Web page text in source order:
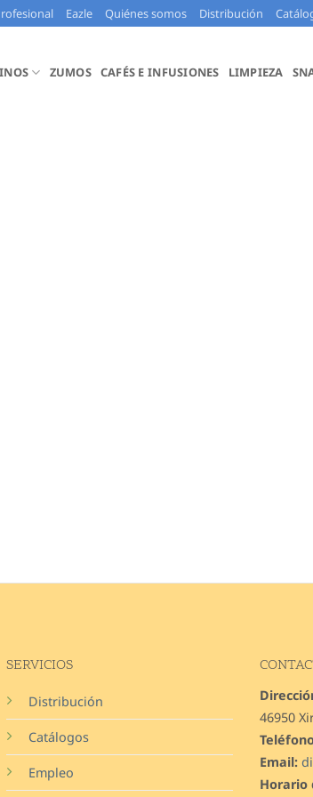
Eazle Quiénes somos Distribución
ZUMOS CAFÉS E INFUSIONES LIMPIEZA
SERVICIOS
Distribución
Catálogos
Empleo
46950
Email:
Horario